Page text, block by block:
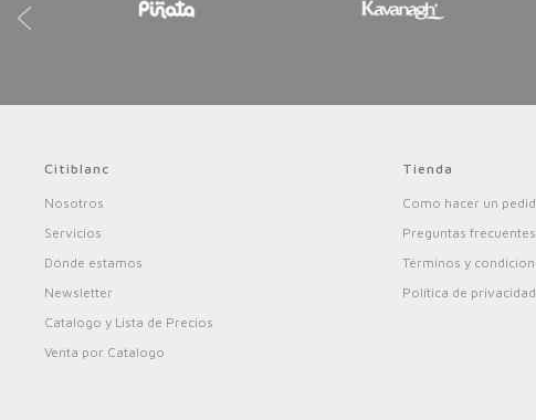
Citiblanc
Nosotros
Servicios
Dónde estamos
Newsletter
Catalogo y Lista de Precios
Venta por Catalogo
Tienda
Como hacer un
Preguntas frecuentes
Términos y
Política de privacidad